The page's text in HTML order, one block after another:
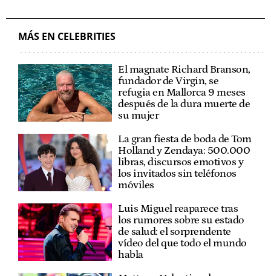
MÁS EN CELEBRITIES
El magnate Richard Branson,
fundador de Virgin, se
refugia en Mallorca 9 meses
después de la dura muerte de
su mujer
La gran fiesta de boda de Tom
Holland y Zendaya: 500.000
libras, discursos emotivos y
los invitados sin teléfonos
móviles
Luis Miguel reaparece tras
los rumores sobre su estado
de salud: el sorprendente
vídeo del que todo el mundo
habla